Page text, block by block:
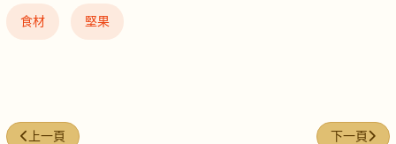
食材 堅果
上一篇文章: 花甲 (clams)
上一頁 下一篇文
下一頁